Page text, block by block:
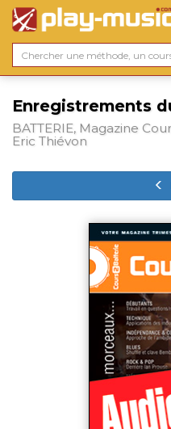
Enregistrements
BATTERIE, Magazine
Eric Thiévon